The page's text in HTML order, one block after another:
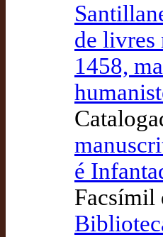
de livres
1458,
é
Facsímil